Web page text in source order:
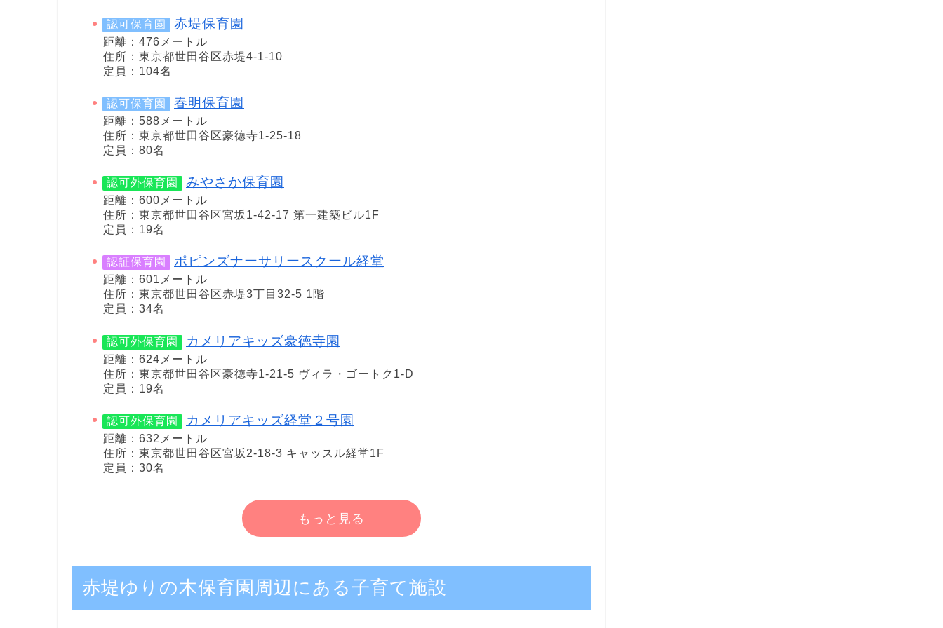
認可保育園 赤堤保育園
距離：476メートル
住所：東京都世田谷区赤堤4-1-10
定員：104名
認可保育園 春明保育園
距離：588メートル
住所：東京都世田谷区豪徳寺1-25-18
定員：80名
認可外保育園 みやさか保育園
距離：600メートル
住所：東京都世田谷区宮坂1-42-17 第一建築ビル1F
定員：19名
認証保育園 ポピンズナーサリースクール経堂
距離：601メートル
住所：東京都世田谷区赤堤3丁目32-5 1階
定員：34名
認可外保育園 カメリアキッズ豪徳寺園
距離：624メートル
住所：東京都世田谷区豪徳寺1-21-5 ヴィラ・ゴートク1-D
定員：19名
認可外保育園 カメリアキッズ経堂２号園
距離：632メートル
住所：東京都世田谷区宮坂2-18-3 キャッスル経堂1F
定員：30名
もっと見る
赤堤ゆりの木保育園周辺にある子育て施設